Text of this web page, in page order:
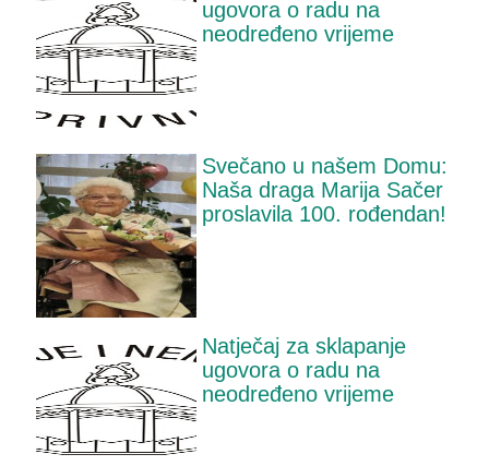
ugovora o radu na
neodređeno vrijeme
Svečano u našem Domu:
Naša draga Marija Sačer
proslavila 100. rođendan!
Natječaj za sklapanje
ugovora o radu na
neodređeno vrijeme